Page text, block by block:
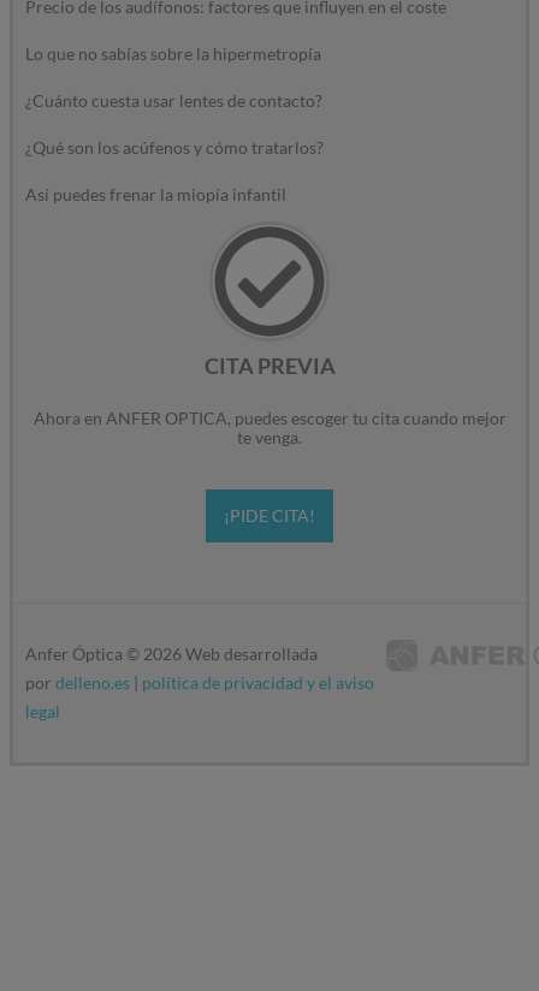
Precio de los audífonos: factores que influyen en el coste
Lo que no sabías sobre la hipermetropía
¿Cuánto cuesta usar lentes de contacto?
¿Qué son los acúfenos y cómo tratarlos?
Así puedes frenar la miopía infantil
CITA PREVIA
Ahora en ANFER OPTICA, puedes escoger tu cita cuando mejor
te venga.
¡PIDE CITA!
Anfer Óptica © 2026Web desarrollada
por delleno.es | política de privacidad y el aviso
legal